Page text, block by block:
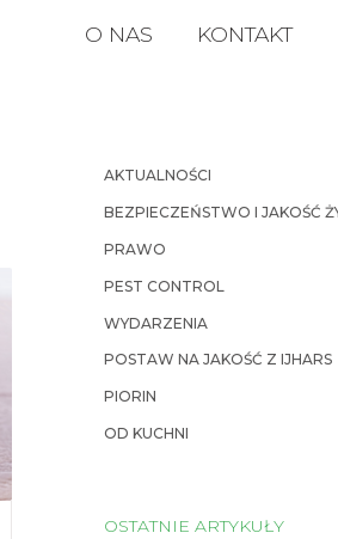
O NAS KONTAKT
AKTUALNOŚCI
BEZPIECZEŃSTWO I JAKOŚĆ
PRAWO
PEST CONTROL
WYDARZENIA
POSTAW NA JAKOŚĆ Z IJHARS
PIORIN
OD KUCHNI
OSTATNIE ARTYKUŁY